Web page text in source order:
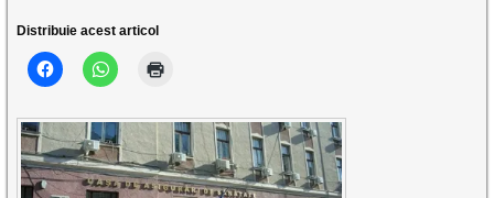
Distribuie acest articol